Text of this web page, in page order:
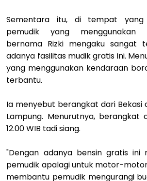
Sementara itu, di tempat yang
pemudik yang menggunakan
bernama Rizki mengaku sangat
adanya fasilitas mudik gratis ini.
yang menggunakan kendaraan
terbantu.
Ia menyebut berangkat dari Bekasi
Lampung. Menurutnya, berangkat
12.00 WIB tadi siang.
"Dengan adanya bensin gratis ini
pemudik apalagi untuk motor-
membantu pemudik mengurangi